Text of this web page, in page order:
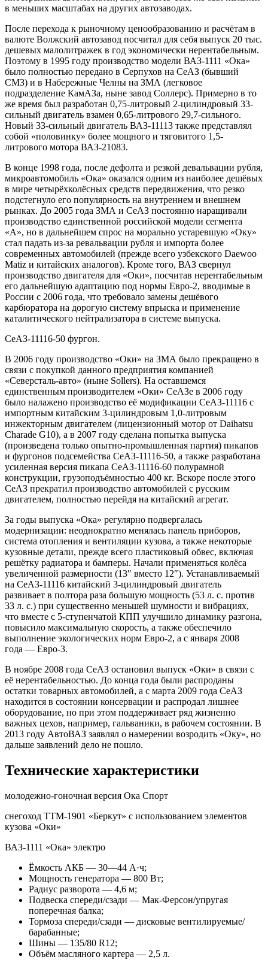
в меньших масштабах на других автозаводах.
После перехода к рыночному ценообразованию и расчётам в
валюте Волжский автозавод посчитал для себя выпуск 20 тыс.
дешевых малолитражек в год экономически нерентабельным.
Поэтому в 1995 году производство модели ВАЗ-1111 «Ока»
было полностью передано в Серпухов на СеАЗ (бывший
СМЗ) и в Набережные Челны на ЗМА (легковое
подразделение КамАЗа, ныне завод Соллерс). Примерно в то
же время был разработан 0,75-литровый 2-цилиндровый 33-
сильный двигатель взамен 0,65-литрового 29,7-сильного.
Новый 33-сильный двигатель ВАЗ-11113 также представлял
собой «половинку» более мощного и тяговитого 1,5-
литрового мотора ВАЗ-21083.
В конце 1998 года, после дефолта и резкой девальвации рубля,
микроавтомобиль «Ока» оказался одним из наиболее дешёвых
в мире четырёхколёсных средств передвижения, что резко
подстегнуло его популярность на внутреннем и внешнем
рынках. До 2005 года ЗМА и СеАЗ постоянно наращивали
производство единственной российской модели сегмента
«А», но в дальнейшем спрос на морально устаревшую «Оку»
стал падать из-за ревальвации рубля и импорта более
современных автомобилей (прежде всего узбекского Daewoo
Matiz и китайских аналогов). Кроме того, ВАЗ свернул
производство двигателя для «Оки», посчитав нерентабельным
его дальнейшую адаптацию под нормы Евро-2, вводимые в
России с 2006 года, что требовало замены дешёвого
карбюратора на дорогую систему впрыска и применение
каталитического нейтрализатора в системе выпуска.
СеАЗ-11116-50 фургон.
В 2006 году производство «Оки» на ЗМА было прекращено в
связи с покупкой данного предприятия компанией
«Северсталь-авто» (ныне Sollers). На оставшемся
единственным производителем «Оки» СеАЗе в 2006 году
было налажено производство её модификации СеАЗ-11116 с
импортным китайским 3-цилиндровым 1,0-литровым
инжекторным двигателем (лицензионный мотор от Daihatsu
Charade G10), а в 2007 году сделана попытка выпуска
(произведена только опытно-промышленная партия) пикапов
и фургонов подсемейства СеАЗ-11116-50, а также разработана
усиленная версия пикапа СеАЗ-11116-60 полурамной
конструкции, грузоподъёмностью 400 кг. Вскоре после этого
СеАЗ прекратил производство автомобилей с русским
двигателем, полностью перейдя на китайский агрегат.
За годы выпуска «Ока» регулярно подвергалась
модернизации: неоднократно менялась панель приборов,
система отопления и вентиляции кузова, а также некоторые
кузовные детали, прежде всего пластиковый обвес, включая
решётку радиатора и бамперы. Начали применяться колёса
увеличенной размерности (13″ вместо 12″). Устанавливаемый
на СеАЗ-11116 китайский 3-цилиндровый двигатель
развивает в полтора раза большую мощность (53 л. с. против
33 л. с.) при существенно меньшей шумности и вибрациях,
что вместе с 5-ступенчатой КПП улучшило динамику разгона,
повысило максимальную скорость, а также обеспечило
выполнение экологических норм Евро-2, а с января 2008
года — Евро-3.
В ноябре 2008 года СеАЗ остановил выпуск «Оки» в связи с
её нерентабельностью. До конца года были распроданы
остатки товарных автомобилей, а с марта 2009 года СеАЗ
находится в состоянии консервации и распродал лишнее
оборудование, но при этом поддерживает ряд жизненно
важных цехов, например, гальваники, в рабочем состоянии. В
2013 году АвтоВАЗ заявлял о намерении возродить «Оку», но
дальше заявлений дело не пошло.
Технические характеристики
молодежно-гоночная версия Ока Спорт
снегоход ТТМ-1901 «Беркут» с использованием элементов
кузова «Оки»
ВАЗ-1111 «Ока» электро
Ёмкость АКБ — 30—44 А·ч;
Мощность генератора — 800 Вт;
Радиус разворота — 4,6 м;
Подвеска спереди/сзади — Мак-Ферсон/упругая
поперечная балка;
Тормоза спереди/сзади — дисковые вентилируемые/
барабанные;
Шины — 135/80 R12;
Объём масляного картера — 2,5 л.